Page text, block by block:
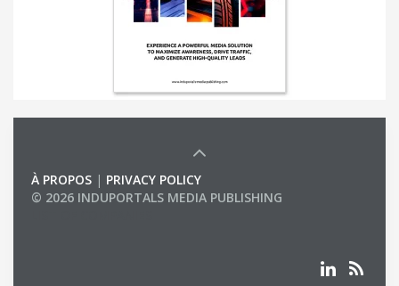
À PROPOS | PRIVACY POLICY
© 2026 INDUPORTALS MEDIA PUBLISHING